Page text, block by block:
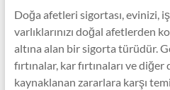
Doğa afetleri sigortası, evinizi,
varlıklarınızı doğal afetlerden
altına alan bir sigorta türüdür.
fırtınalar, kar fırtınaları ve
kaynaklanan zararlara karşı